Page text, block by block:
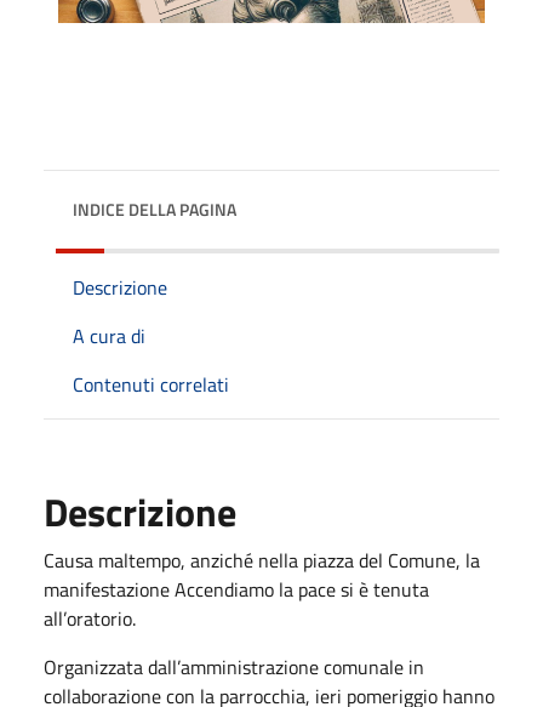
INDICE DELLA PAGINA
Descrizione
A cura di
Contenuti correlati
Descrizione
Causa maltempo, anziché nella piazza del Comune, la
manifestazione Accendiamo la pace si è tenuta
all’oratorio.
Organizzata dall’amministrazione comunale in
collaborazione con la parrocchia, ieri pomeriggio hanno